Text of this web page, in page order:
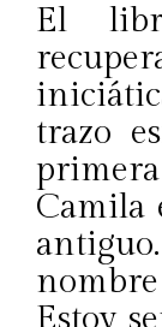
El
trazo
Camila
Estoy